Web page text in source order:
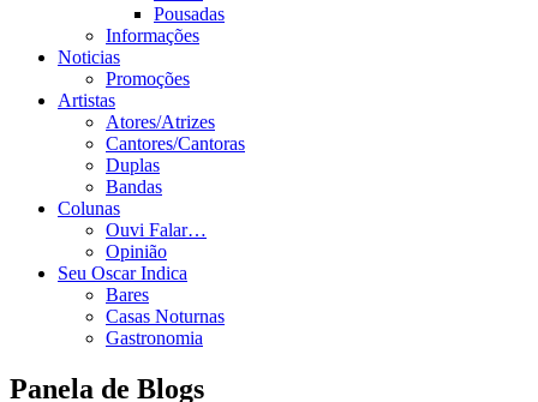
Pousadas
Informações
Noticias
Promoções
Artistas
Atores/Atrizes
Cantores/Cantoras
Duplas
Bandas
Colunas
Ouvi Falar…
Opinião
Seu Oscar Indica
Bares
Casas Noturnas
Gastronomia
Panela de Blogs